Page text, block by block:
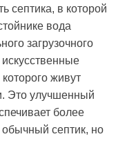
септика, в которой
вода
загрузочного
живут
Это улучшенный
более
обычный септик, но